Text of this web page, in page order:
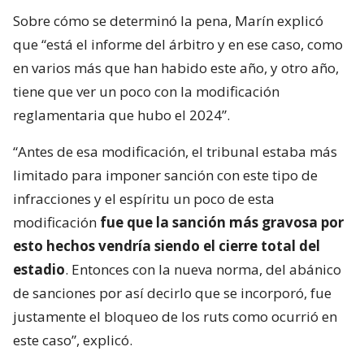
Sobre cómo se determinó la pena, Marín explicó
que “está el informe del árbitro y en ese caso, como
en varios más que han habido este año, y otro año,
tiene que ver un poco con la modificación
reglamentaria que hubo el 2024”.
“Antes de esa modificación, el tribunal estaba más
limitado para imponer sanción con este tipo de
infracciones y el espíritu un poco de esta
modificación fue que la sanción más gravosa por
esto hechos vendría siendo el cierre total del
estadio. Entonces con la nueva norma, del abánico
de sanciones por así decirlo que se incorporó, fue
justamente el bloqueo de los ruts como ocurrió en
este caso”, explicó.